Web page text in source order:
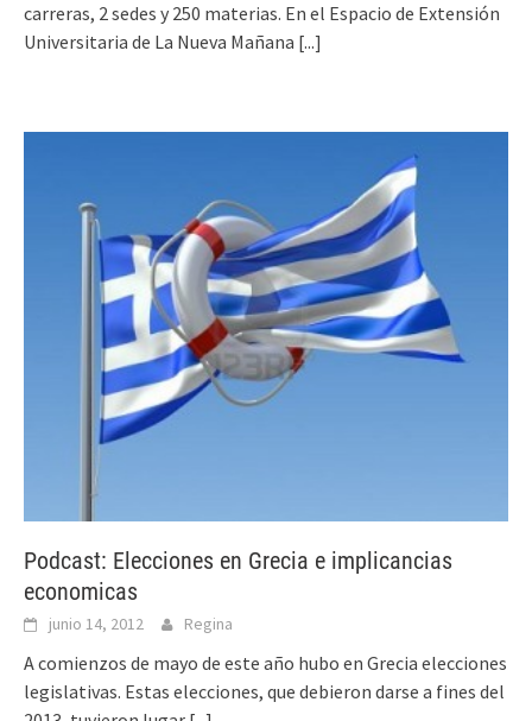
carreras, 2 sedes y 250 materias. En el Espacio de Extensión
Universitaria de La Nueva Mañana [...]
Podcast: Elecciones en Grecia e implicancias
economicas
junio 14, 2012 Regina
A comienzos de mayo de este año hubo en Grecia elecciones
legislativas. Estas elecciones, que debieron darse a fines del